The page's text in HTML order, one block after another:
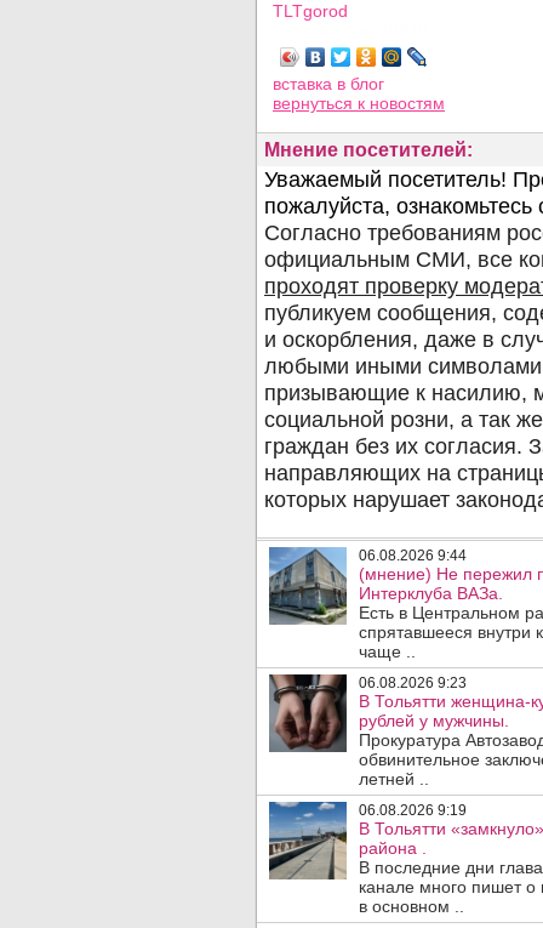
TLTgorod
вставка в блог
вернуться к новостям
Мнение посетителей:
06.08.2026 9:44
(мнение) Не пережил
Интерклуба ВАЗа.
Есть в Центральном
спрятавшееся внутри
чаще ..
06.08.2026 9:23
В Тольятти женщина-
рублей у мужчины.
Прокуратура
обвинительное
летней ..
06.08.2026 9:19
В Тольятти
района .
В последние дни
канале много пишет о
в основном ..